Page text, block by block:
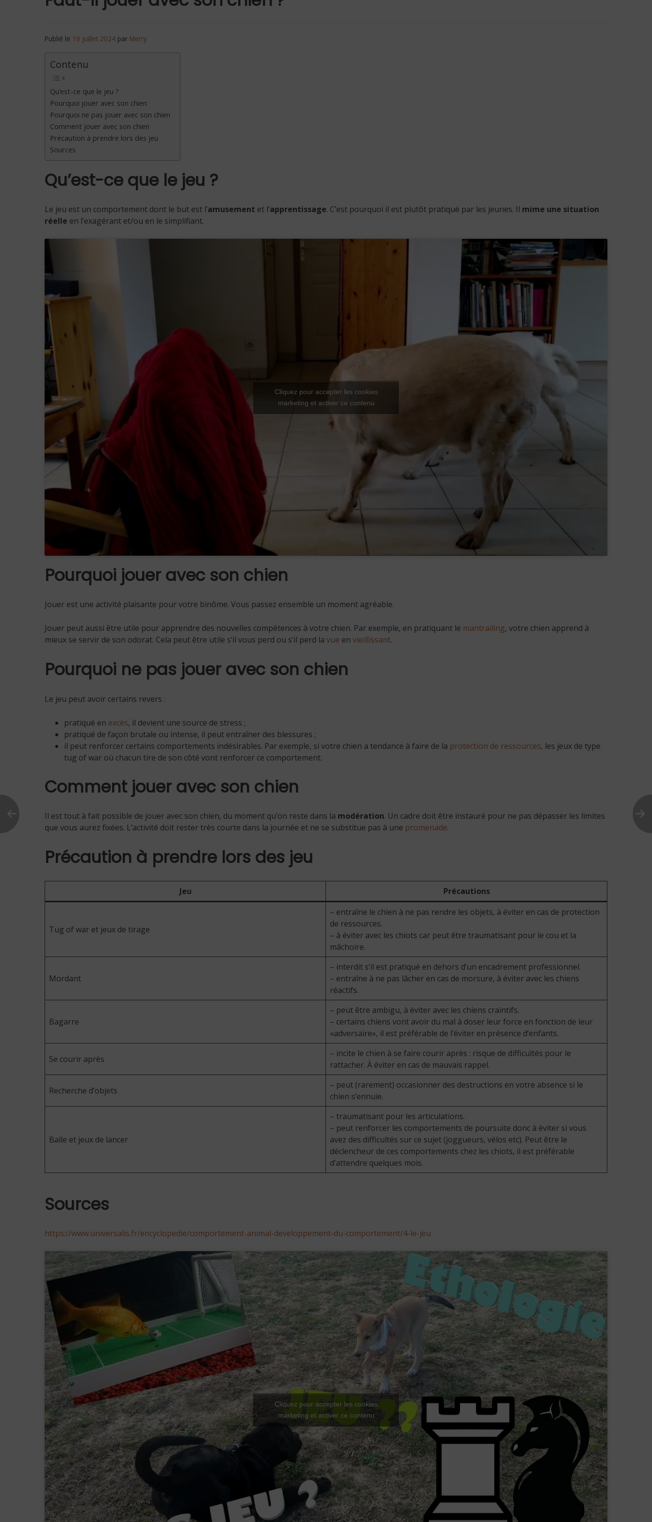
Publié le 19 juillet 2024 par Merry
Contenu
Qu’est-ce que le jeu ?
Pourquoi jouer avec son chien
Pourquoi ne pas jouer avec son chien
Comment jouer avec son chien
Précaution à prendre lors des jeu
Sources
Qu’est-ce que le jeu ?
Le jeu est un comportement dont le but est l’amusement et l’apprentissage. C’est pourquoi il est plutôt pratiqué par les jeunes. Il mime une situation
réelle en l’exagérant et/ou en le simplifiant.
Cliquez pour accepter les cookies
marketing et activer ce contenu
Pourquoi jouer avec son chien
Jouer est une activité plaisante pour votre binôme. Vous passez ensemble un moment agréable.
Jouer peut aussi être utile pour apprendre des nouvelles compétences à votre chien. Par exemple, en pratiquant le mantrailing, votre chien apprend à
mieux se servir de son odorat. Cela peut être utile s’il vous perd ou s’il perd la vue en vieillissant.
Pourquoi ne pas jouer avec son chien
Le jeu peut avoir certains revers :
pratiqué en excès, il devient une source de stress ;
pratiqué de façon brutale ou intense, il peut entraîner des blessures ;
il peut renforcer certains comportements indésirables. Par exemple, si votre chien a tendance à faire de la protection de ressources, les jeux de type
tug of war où chacun tire de son côté vont renforcer ce comportement.
Comment jouer avec son chien
Il est tout à fait possible de jouer avec son chien, du moment qu’on reste dans la modération. Un cadre doit être instauré pour ne pas dépasser les limites
que vous aurez fixées. L’activité doit rester très courte dans la journée et ne se substitue pas à une promenade.
Précaution à prendre lors des jeu
Jeu Précautions
Tug of war et jeux de tirage
– entraîne le chien à ne pas rendre les objets, à éviter en cas de protection
de ressources.
– à éviter avec les chiots car peut être traumatisant pour le cou et la
mâchoire.
Mordant
– interdit s’il est pratiqué en dehors d’un encadrement professionnel.
– entraîne à ne pas lâcher en cas de morsure, à éviter avec les chiens
réactifs.
Bagarre
– peut être ambigu, à éviter avec les chiens craintifs.
– certains chiens vont avoir du mal à doser leur force en fonction de leur
«adversaire», il est préférable de l’éviter en présence d’enfants.
Se courir après
– incite le chien à se faire courir après : risque de difficultés pour le
rattacher. À éviter en cas de mauvais rappel.
Recherche d’objets
– peut (rarement) occasionner des destructions en votre absence si le
chien s’ennuie.
Balle et jeux de lancer
– traumatisant pour les articulations.
– peut renforcer les comportements de poursuite donc à éviter si vous
avez des difficultés sur ce sujet (joggueurs, vélos etc). Peut être le
déclencheur de ces comportements chez les chiots, il est préférable
d’attendre quelques mois.
Sources
https://www.universalis.fr/encyclopedie/comportement-animal-developpement-du-comportement/4-le-jeu
Cliquez pour accepter les cookies
marketing et activer ce contenu